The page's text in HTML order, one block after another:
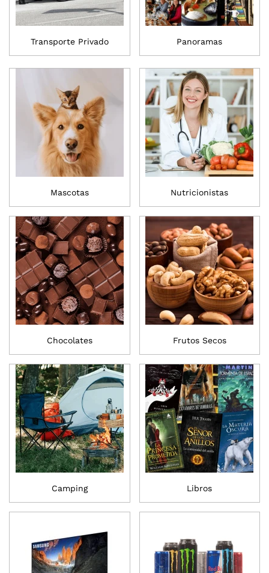
Transporte Privado Panoramas
Mascotas Nutricionistas
Chocolates Frutos Secos
Camping Libros